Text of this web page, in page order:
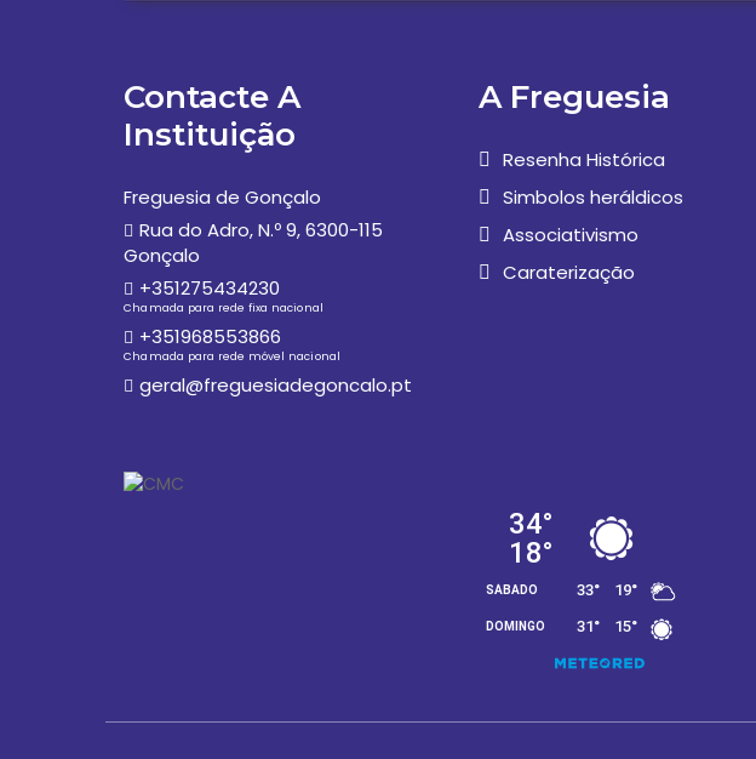
Contacte A
Instituição
Freguesia de Gonçalo
Rua do Adro, N.º 9, 6300-115
Gonçalo
+351275434230
Chamada para rede fixa nacional
+351968553866
Chamada para rede móvel nacional
geral@freguesiadegoncalo.pt
A Freguesia
Resenha Histórica
Simbolos heráldicos
Associativismo
Caraterização